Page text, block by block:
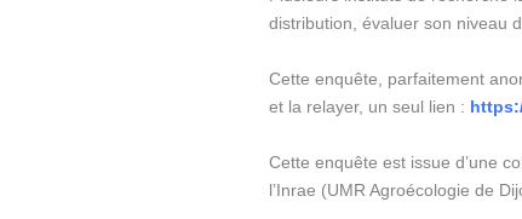
distribution, évaluer son niveau
Cette enquête, parfaitement
et la relayer, un seul lien :
Cette enquête est issue d’une
l’Inrae (UMR Agroécologie de